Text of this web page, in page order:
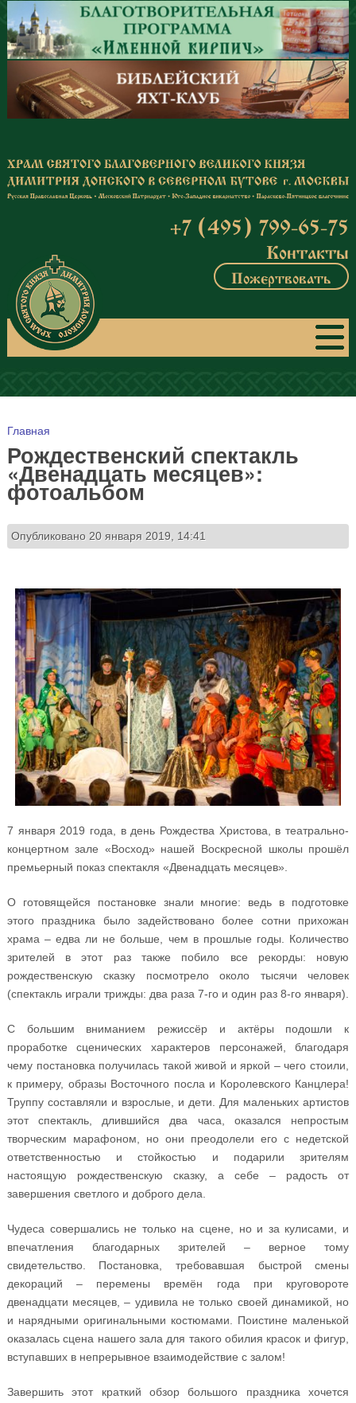
Перейти к основному содержанию
+7 (495) 799-65-75
Контакты
Пожертвовать
Вы здесь
Главная
Рождественский спектакль
«Двенадцать месяцев»:
фотоальбом
Опубликовано 20 января 2019, 14:41
7 января 2019 года, в день Рождества Христова, в театрально-
концертном зале «Восход» нашей Воскресной школы прошёл
премьерный показ спектакля «Двенадцать месяцев».
О готовящейся постановке знали многие: ведь в подготовке
этого праздника было задействовано более сотни прихожан
храма – едва ли не больше, чем в прошлые годы. Количество
зрителей в этот раз также побило все рекорды: новую
рождественскую сказку посмотрело около тысячи человек
(спектакль играли трижды: два раза 7-го и один раз 8-го января).
С большим вниманием режиссёр и актёры подошли к
проработке сценических характеров персонажей, благодаря
чему постановка получилась такой живой и яркой – чего стоили,
к примеру, образы Восточного посла и Королевского Канцлера!
Труппу составляли и взрослые, и дети. Для маленьких артистов
этот спектакль, длившийся два часа, оказался непростым
творческим марафоном, но они преодолели его с недетской
ответственностью и стойкостью и подарили зрителям
настоящую рождественскую сказку, а себе – радость от
завершения светлого и доброго дела.
Чудеса совершались не только на сцене, но и за кулисами, и
впечатления благодарных зрителей – верное тому
свидетельство. Постановка, требовавшая быстрой смены
декораций – перемены времён года при круговороте
двенадцати месяцев, – удивила не только своей динамикой, но
и нарядными оригинальными костюмами. Поистине маленькой
оказалась сцена нашего зала для такого обилия красок и фигур,
вступавших в непрерывное взаимодействие с залом!
Завершить этот краткий обзор большого праздника хочется